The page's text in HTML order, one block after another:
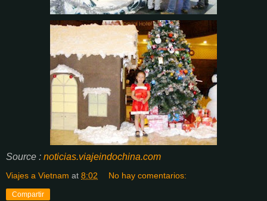
Source : noticias.viajeindochina.com
Viajes a Vietnam at 8:02 No hay comentarios:
Compartir